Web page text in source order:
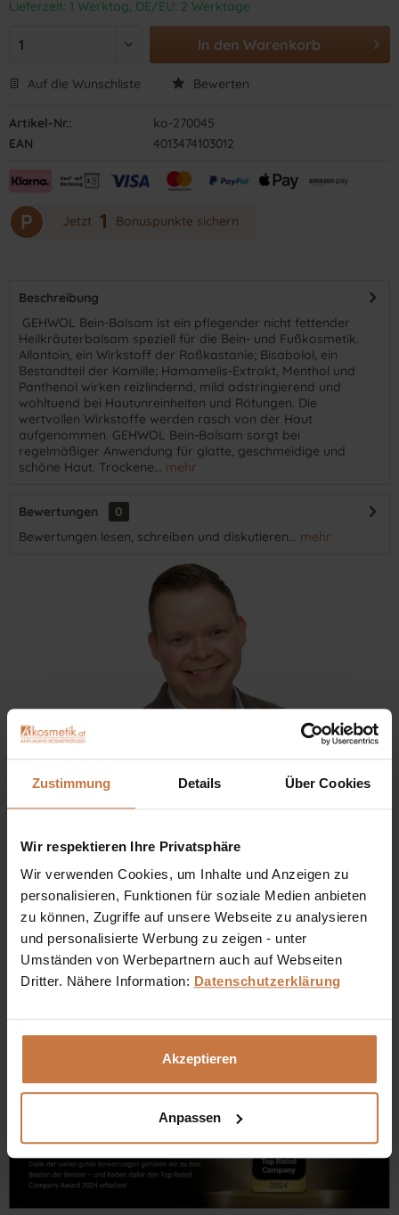
Zustimmung Details Über Cookies
Wir respektieren Ihre Privatsphäre
Wir verwenden Cookies, um Inhalte und Anzeigen zu
personalisieren, Funktionen für soziale Medien anbieten
zu können, Zugriffe auf unsere Webseite zu analysieren
und personalisierte Werbung zu zeigen - unter
Umständen von Werbepartnern auch auf Webseiten
Dritter. Nähere Information: Datenschutzerklärung
Akzeptieren
Anpassen
Lieferzeit: 1 Werktag, DE/EU: 2 Werktage
In den Warenkorb
Auf die Wunschliste Bewerten
Artikel-Nr.:
ko-270045
EAN
4013474103012
P Jetzt 1 Bonuspunkte sichern
Beschreibung
​ GEHWOL Bein-Balsam ist ein pflegender nicht fettender
Heilkräuterbalsam speziell für die Bein- und Fußkosmetik.
Allantoin, ein Wirkstoff der Roßkastanie; Bisabolol, ein
Bestandteil der Kamille; Hamamelis-Extrakt, Menthol und
Panthenol wirken reizlindernd, mild adstringierend und
wohltuend bei Hautunreinheiten und Rötungen. Die
wertvollen Wirkstoffe werden rasch von der Haut
aufgenommen. GEHWOL Bein-Balsam sorgt bei
regelmäßiger Anwendung für glatte, geschmeidige und
schöne Haut. Trockene... mehr
Bewertungen
0
Bewertungen lesen, schreiben und diskutieren... mehr
Sie haben eine Frage? Sie wünschen sich eine
Produktberatung oder wollen nur wissen, wie man das
kosmetische Produkt richtig anwendet?
Ich stehe Ihnen gerne persönlich zur Verfügung:
+43 (0)699 17 310 310
Dennis Grischek, Inhaber Kosmetikstudio in Graz & kosmetik.at